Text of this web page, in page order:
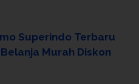
Superindo Terbaru
Murah Diskon